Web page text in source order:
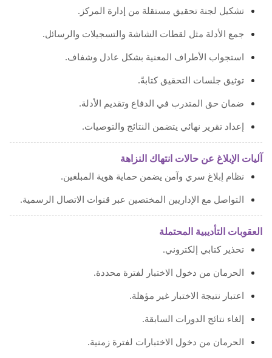
تشكيل لجنة تحقيق مستقلة من إدارة المركز.
جمع الأدلة مثل لقطات الشاشة والتسجيلات والرسائل.
استجواب الأطراف المعنية بشكل عادل وشفاف.
توثيق جلسات التحقيق كتابةً.
ضمان حق المتدرب في الدفاع وتقديم الأدلة.
إعداد تقرير نهائي يتضمن النتائج والتوصيات.
آليات الإبلاغ عن حالات انتهاك النزاهة
نظام إبلاغ سري وآمن يضمن حماية هوية المبلغين.
التواصل مع الإداريين المختصين عبر قنوات الاتصال الرسمية.
العقوبات التأديبية المحتملة
تحذير كتابي إلكتروني.
الحرمان من دخول الاختبار لفترة محددة.
اعتبار نتيجة الاختبار غير مؤهلة.
إلغاء نتائج الدورات السابقة.
الحرمان من دخول الاختبارات لفترة زمنية.